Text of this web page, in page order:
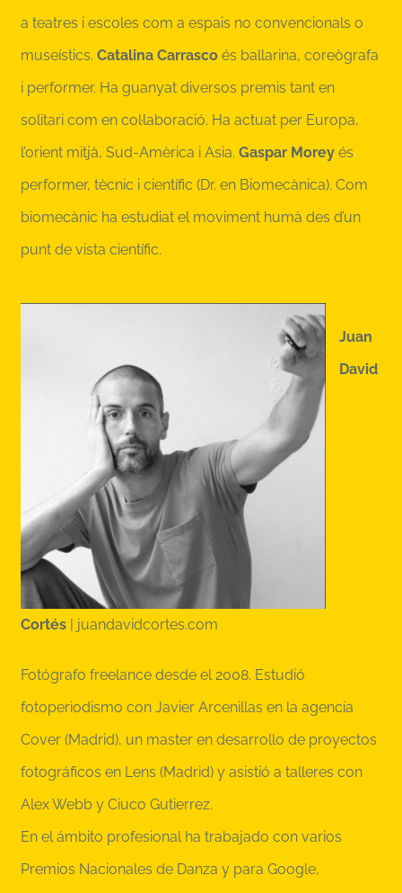
a teatres i escoles com a espais no convencionals o
museístics.Catalina Carrasco és ballarina, coreògrafa
i performer. Ha guanyat diversos premis tant en
solitari com en col·laboració. Ha actuat per Europa,
l’orient mitjà, Sud-Amèrica i Asia.Gaspar Morey és
performer, tècnic i científic (Dr. en Biomecànica). Com
biomecànic ha estudiat el moviment humà des d’un
punt de vista científic.
Juan
David
Cortés | juandavidcortes.com
Fotógrafo freelance desde el 2008. Estudió
fotoperiodismo con Javier Arcenillas en la agencia
Cover (Madrid), un master en desarrollo de proyectos
fotográficos en Lens (Madrid) y asistió a talleres con
Alex Webb y Ciuco Gutierrez.
En el ámbito profesional ha trabajado con varios
Premios Nacionales de Danza y para Google,